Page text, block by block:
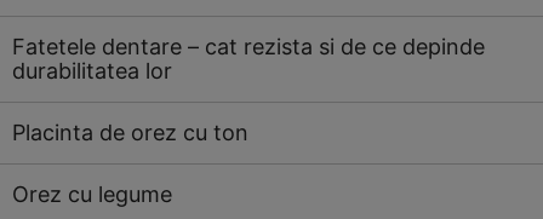
Fatetele dentare – cat rezista si de ce depinde
durabilitatea lor
Placinta de orez cu ton
Orez cu legume